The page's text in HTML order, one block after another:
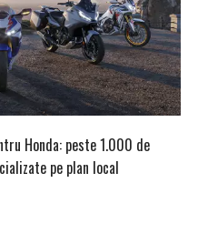
Honda: peste 1.000 de
pe plan local